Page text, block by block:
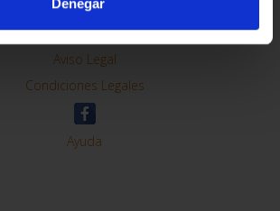
Denegar
Contacto
Preguntas Frequentes (FAQs)
Aviso Legal
Condiciones Legales
Ayuda